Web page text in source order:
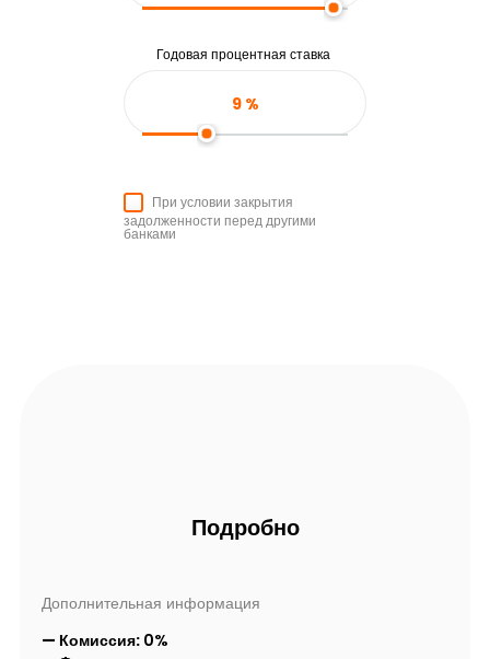
Годовая процентная ставка
9%
При условии закрытия
задолженности перед другими
банками
Подробно
Дополнительная информация
— Комиссия: 0%